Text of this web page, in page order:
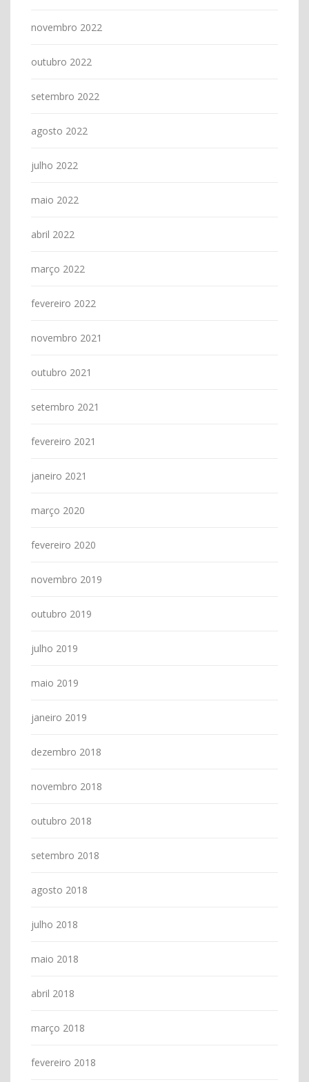
novembro 2022
outubro 2022
setembro 2022
agosto 2022
julho 2022
maio 2022
abril 2022
março 2022
fevereiro 2022
novembro 2021
outubro 2021
setembro 2021
fevereiro 2021
janeiro 2021
março 2020
fevereiro 2020
novembro 2019
outubro 2019
julho 2019
maio 2019
janeiro 2019
dezembro 2018
novembro 2018
outubro 2018
setembro 2018
agosto 2018
julho 2018
maio 2018
abril 2018
março 2018
fevereiro 2018